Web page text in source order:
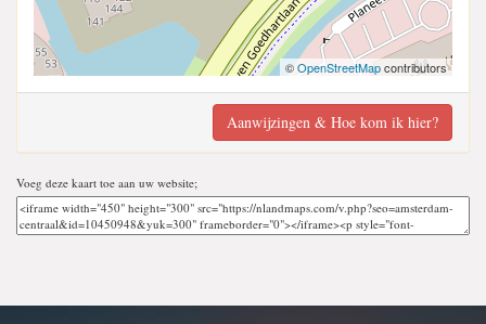
©OpenStreetMapcontributors
Aanwijzingen & Hoe kom ik hier?
Voeg deze kaart toe aan uw website;